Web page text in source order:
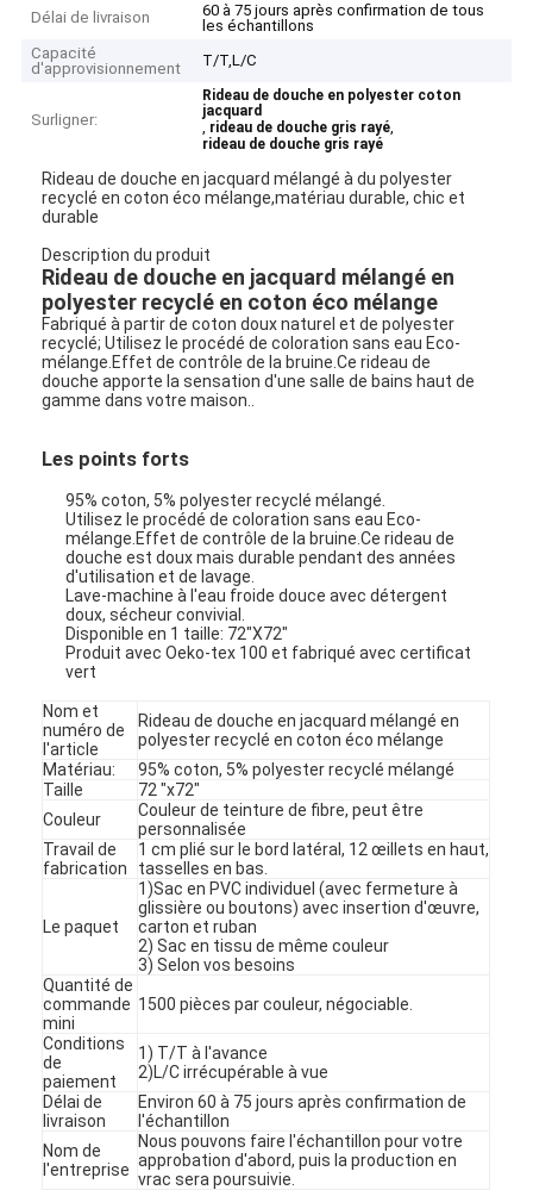
Délai de livraison
60 à 75 jours après confirmation de tous
les échantillons
Capacité
d'approvisionnement
T/T,L/C
Surligner:
Rideau de douche en polyester coton
jacquard
, rideau de douche gris rayé,
rideau de douche gris rayé
Rideau de douche en jacquard mélangé à du polyester
recyclé en coton éco mélange,matériau durable, chic et
durable
Description du produit
Rideau de douche en jacquard mélangé en
polyester recyclé en coton éco mélange
Fabriqué à partir de coton doux naturel et de polyester
recyclé; Utilisez le procédé de coloration sans eau Eco-
mélange.Effet de contrôle de la bruine.Ce rideau de
douche apporte la sensation d'une salle de bains haut de
gamme dans votre maison..
Les points forts
95% coton, 5% polyester recyclé mélangé.
Utilisez le procédé de coloration sans eau Eco-
mélange.Effet de contrôle de la bruine.Ce rideau de
douche est doux mais durable pendant des années
d'utilisation et de lavage.
Lave-machine à l'eau froide douce avec détergent
doux, sécheur convivial.
Disponible en 1 taille: 72"X72"
Produit avec Oeko-tex 100 et fabriqué avec certificat
vert
Nom et
numéro de
l'article
Rideau de douche en jacquard mélangé en
polyester recyclé en coton éco mélange
Matériau:
95% coton, 5% polyester recyclé mélangé
Taille
72 "x72"
Couleur
Couleur de teinture de fibre, peut être
personnalisée
Travail de
fabrication
1 cm plié sur le bord latéral, 12 œillets en haut,
tasselles en bas.
Le paquet
1)Sac en PVC individuel (avec fermeture à
glissière ou boutons) avec insertion d'œuvre,
carton et ruban
2) Sac en tissu de même couleur
3) Selon vos besoins
Quantité de
commande
mini
1500 pièces par couleur, négociable.
Conditions
de
paiement
1) T/T à l'avance
2)L/C irrécupérable à vue
Délai de
livraison
Environ 60 à 75 jours après confirmation de
l'échantillon
Nom de
l'entreprise
Nous pouvons faire l'échantillon pour votre
approbation d'abord, puis la production en
vrac sera poursuivie.